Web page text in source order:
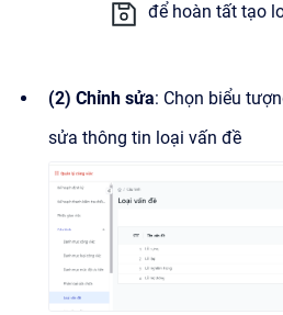
để hoàn tất tạo
(2) Chỉnh sửa: Chọn biểu
sửa thông tin loại vấn đề